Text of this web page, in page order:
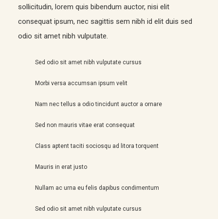
sollicitudin, lorem quis bibendum auctor, nisi elit
consequat ipsum, nec sagittis sem nibh id elit duis sed
odio sit amet nibh vulputate.
Sed odio sit amet nibh vulputate cursus
Morbi versa accumsan ipsum velit
Nam nec tellus a odio tincidunt auctor a ornare
Sed non mauris vitae erat consequat
Class aptent taciti sociosqu ad litora torquent
Mauris in erat justo
Nullam ac urna eu felis dapibus condimentum
Sed odio sit amet nibh vulputate cursus